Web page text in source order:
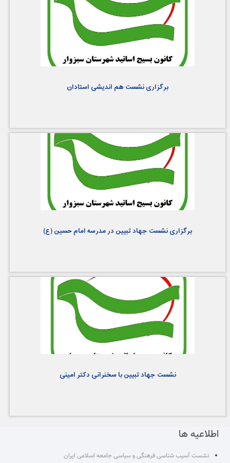
برگزاری نشست هم اندیشی استادان
برگزاری نشست جهاد تبیین در مدرسه امام حسین (ع)
نشست جهاد تبیین با سخنرانی دکتر امینی
اطلاعیه ها
نشست آسیب شناسی فرهنگی و سیاسی جامعه اسلامی ایران